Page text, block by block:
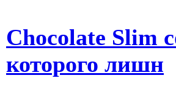
Chocolate Slim
которого лишн